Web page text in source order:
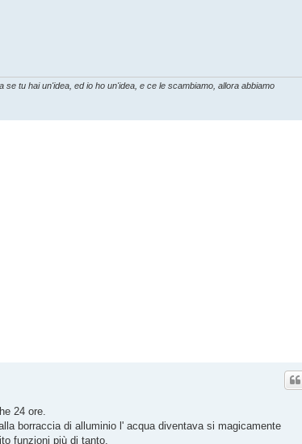
tu hai un'idea, ed io ho un'idea, e ce le scambiamo, allora abbiamo
24 ore.
borraccia di alluminio l' acqua diventava si magicamente
funzioni più di tanto.